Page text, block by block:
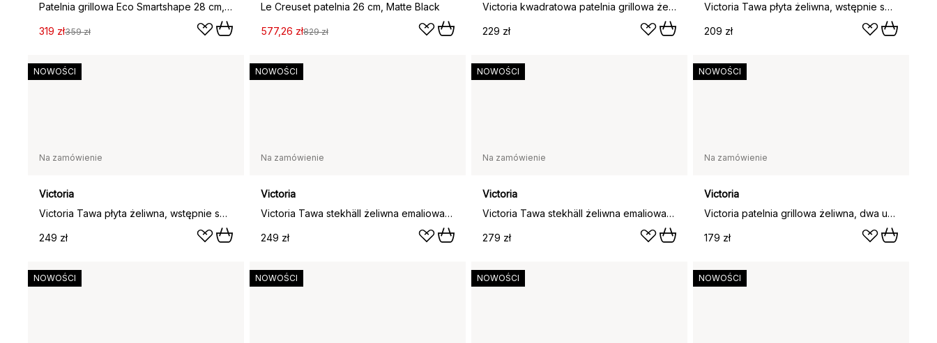
Patelnia grillowa Eco Smartshape 28 cm, Dark wood
319 zł359 zł
Le Creuset patelnia 26 cm, Matte Black
577,26 zł829 zł
Victoria kwadratowa patelnia grillowa żeliwna emaliowana, 44,1x28,4 cm
229 zł
Victoria Tawa płyta żeliwna, wstępnie sezonowana, Ø30 cm
209 zł
Na zamówienie
Victoria
Victoria Tawa płyta żeliwna, wstępnie sezonowana, Ø38 cm
249 zł
NOWOŚCI
Na zamówienie
Victoria
Victoria Tawa stekhäll żeliwna emaliowana, Ø30 cm
249 zł
NOWOŚCI
Na zamówienie
Victoria
Victoria Tawa stekhäll żeliwna emaliowana, Ø38 cm
279 zł
NOWOŚCI
Na zamówienie
Victoria
Victoria patelnia grillowa żeliwna, dwa uchwyty, emaliowana, Ø25 cm
179 zł
NOWOŚCI
NOWOŚCI NOWOŚCI NOWOŚCI NOWOŚCI